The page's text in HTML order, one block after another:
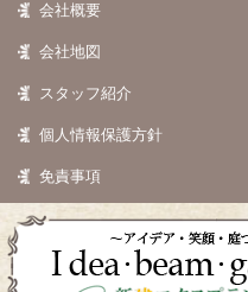
会社概要
会社地図
スタッフ紹介
個人情報保護方針
免責事項